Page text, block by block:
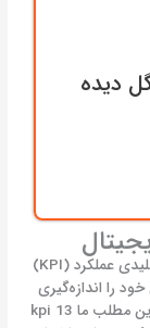
دیده
در دنیای دیجیتال مارکتینگ، استفاده از شاخص‌های کلیدی عملکرد (KPI)
را اندازه‌گیری
کنید و نقاط ضعف و قوت آن را شناسایی نمایید. در این مطلب ما 13 kpi